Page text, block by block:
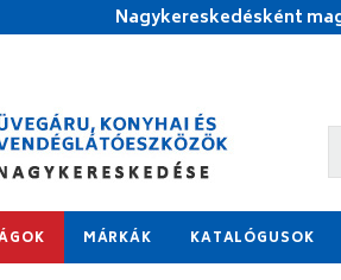
Nagykereskedésként
MÁRKÁK KATALÓGUSOK